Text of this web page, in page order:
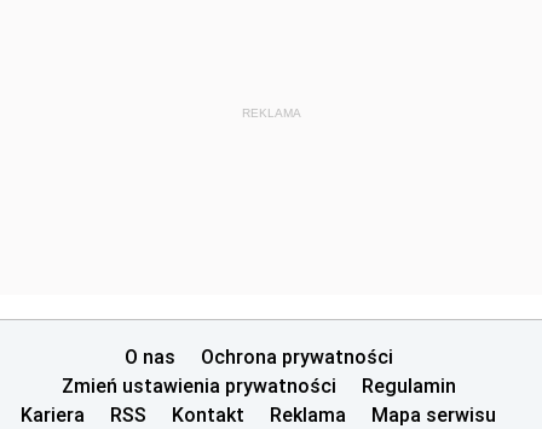
REKLAMA
O nas
Ochrona prywatności
Zmień ustawienia prywatności
Regulamin
Kariera
RSS Kontakt Reklama Mapa serwisu